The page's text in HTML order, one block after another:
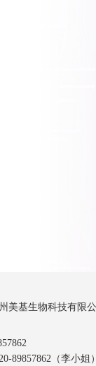
美基生物科技有限
89857862（李小姐